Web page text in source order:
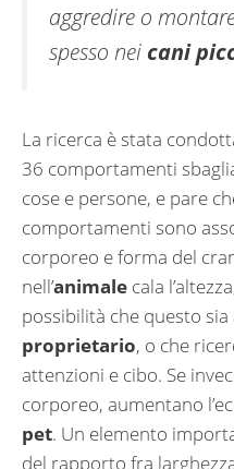
aggredire o
spesso nei cani
La ricerca è stata
36 comportamenti
cose e persone, e pare
comportamenti sono
corporeo e forma del
nell’animale cala
possibilità che questo
proprietario, o che
attenzioni e cibo. Se
corporeo, aumentano
pet. Un elemento
del rapporto fra